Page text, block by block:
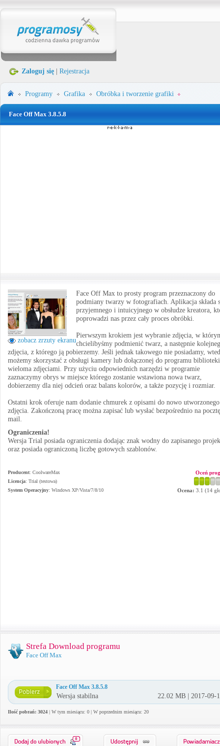
Zaloguj się Rejestracja
Programy Grafika Obróbka i tworzenie grafiki
Face Off Max 3.8.5.8
zobacz zrzuty ekranu
Face Off Max to prosty program przeznaczony do
podmiany twarzy w fotografiach. Aplikacja składa
przyjemnego i intuicyjnego w obsłudze kreatora,
poprowadzi nas przez cały proces obróbki.
Pierwszym krokiem jest wybranie zdjęcia, w
chcielibyśmy podmienić twarz, a następnie
zdjęcia, z którego ją pobierzemy. Jeśli jednak takowego nie posiadamy,
możemy skorzystać z obsługi kamery lub dołączonej do programu
wieloma zdjęciami. Przy użyciu odpowiednich narzędzi w programie
zaznaczymy obrys w miejsce którego zostanie wstawiona nowa twarz,
dobierzemy dla niej odcień oraz balans kolorów, a także pozycję i rozmiar.
Ostatni krok oferuje nam dodanie chmurek z opisami do nowo utworzonego
zdjęcia. Zakończoną pracę można zapisać lub wysłać bezpośrednio na
mail.
Ograniczenia!
Wersja Trial posiada ograniczenia dodając znak wodny do zapisanego
oraz posiada ograniczoną liczbę gotowych szablonów.
Producent: CoolwareMax
Licencja: Trial (testowa)
System Operacyjny: Windows XP/Vista/7/8/10
Oceń
Ocena: 3.1 (14
Strefa Download programu
Face Off Max
Face Off Max 3.8.5.8
Wersja stabilna 22.02 MB | 2017-09-
Ilość pobrań: 3024 | W tym miesiącu: 0 | W poprzednim miesiącu: 20
0